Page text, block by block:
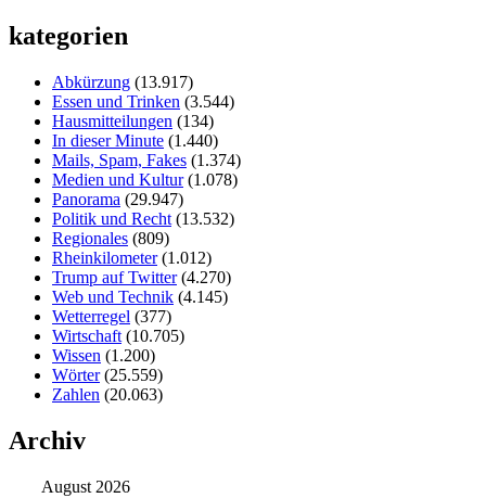
kategorien
Abkürzung (13.917)
Essen und Trinken (3.544)
Hausmitteilungen (134)
In dieser Minute (1.440)
Mails, Spam, Fakes (1.374)
Medien und Kultur(1.078)
Panorama (29.947)
Politik und Recht (13.532)
Regionales (809)
Rheinkilometer(1.012)
Trump auf Twitter(4.270)
Web und Technik (4.145)
Wetterregel (377)
Wirtschaft (10.705)
Wissen (1.200)
Wörter(25.559)
Zahlen (20.063)
Archiv
August 2026